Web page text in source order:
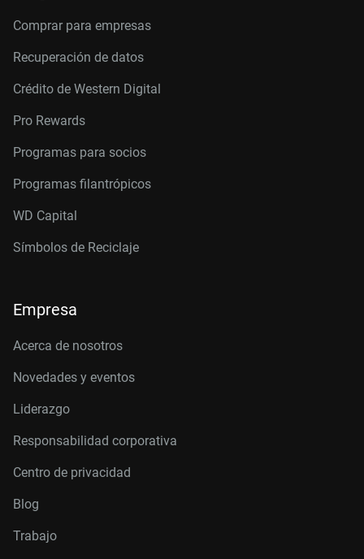
Comprar para empresas
Recuperación de datos
Crédito de Western Digital
Pro Rewards
Programas para socios
Programas filantrópicos
WD Capital
Símbolos de Reciclaje
Empresa
Acerca de nosotros
Novedades y eventos
Liderazgo
Responsabilidad corporativa
Centro de privacidad
Blog
Trabajo